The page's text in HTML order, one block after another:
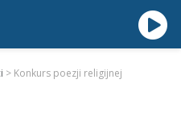
> Konkurs poezji religijnej